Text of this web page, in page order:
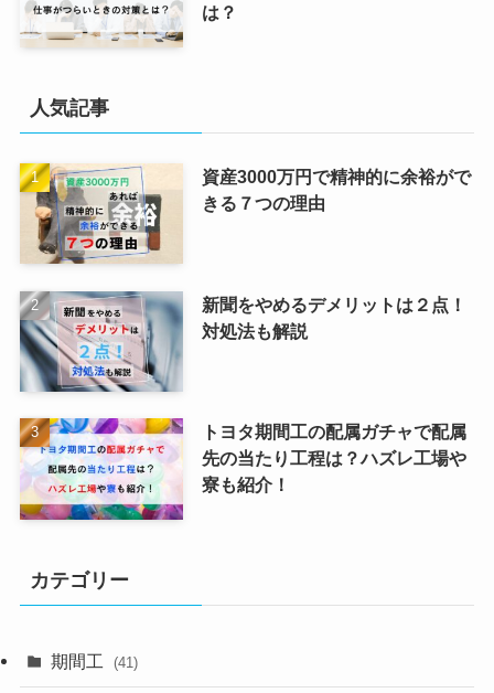
は？
人気記事
資産3000万円で精神的に余裕がで
きる７つの理由
新聞をやめるデメリットは２点！
対処法も解説
トヨタ期間工の配属ガチャで配属
先の当たり工程は？ハズレ工場や
寮も紹介！
カテゴリー
期間工 (41)